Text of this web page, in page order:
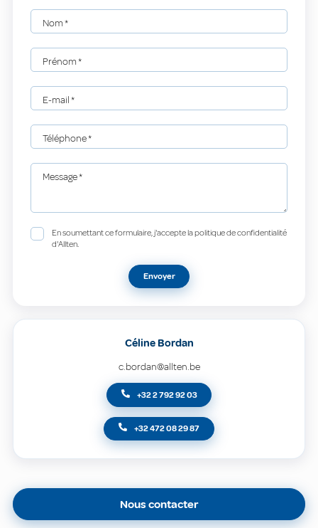
Nom*
Prénom*
E-mail*
Téléphone*
Message*
En soumettant ce formulaire, j'accepte la politique de confidentialité
d'Allten.
Envoyer
Céline Bordan
c.bordan@allten.be
+32 2 792 92 03
+32 472 08 29 87
Nous contacter